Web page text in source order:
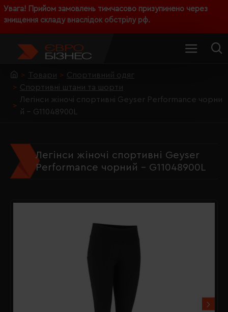
Увага! Прийом замовлень тимчасово призупинено через
знищення складу внаслідок обстрілу рф.
Товари
Спортивний одяг
Спортивні штани та шорти
Легінси жіночі спортивні Geyser Performance чорни
й - G11048900L
Легінси жіночі спортивні Geyser
Performance чорний - G11048900L